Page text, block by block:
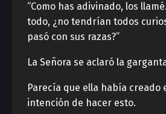
“Como has adivinado, los
todo, ¿no tendrían todos
pasó con sus razas?”
La Señora se aclaró la
Parecía que ella había creado
intención de hacer esto.